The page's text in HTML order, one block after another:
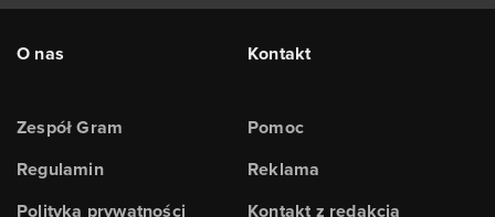
O nas
Zespół Gram
Regulamin
Polityka prywatności
Kontakt
Pomoc
Reklama
Kontakt z redakcją